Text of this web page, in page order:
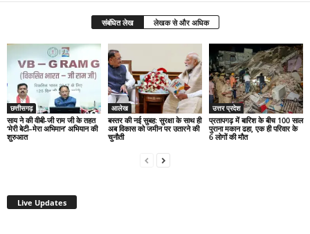
संबंधित लेख लेखक से और अधिक
छत्तीसगढ़
साय ने की वीबी-जी राम जी के तहत
‘मेरी बेटी–मेरा अभिमान’ अभियान की
शुरुआत
आलेख
बस्तर की नई सुबह: सुरक्षा के साथ ही
अब विकास को जमीन पर उतारने की
चुनौती
उत्तर प्रदेश
प्रतापगढ़ में बारिश के बीच 100 साल
पुराना मकान ढहा, एक ही परिवार के
6 लोगों की मौत
Live Updates